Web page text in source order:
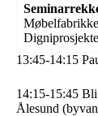
13:45-14:15
14:15-15:45
Ålesund